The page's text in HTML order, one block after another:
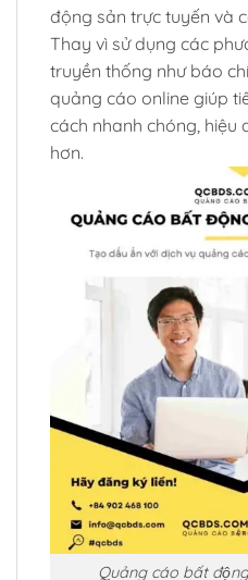
động sản trực tuyến và
Thay vì sử dụng các
truyền thống như báo
quảng cáo online giúp
cách nhanh chóng, hiệu
hơn.
Quảng cáo bất